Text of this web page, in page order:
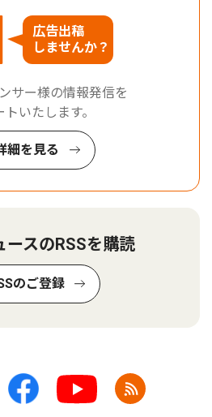
広告出稿
しませんか？
サー様の情報発信を
トいたします。
細を見る
ースのRSSを購読
のご登録